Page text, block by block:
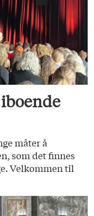
måter å
som det finnes
Velkommen til